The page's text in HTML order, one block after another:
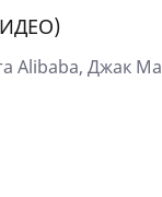
Alibaba, Джак Ма